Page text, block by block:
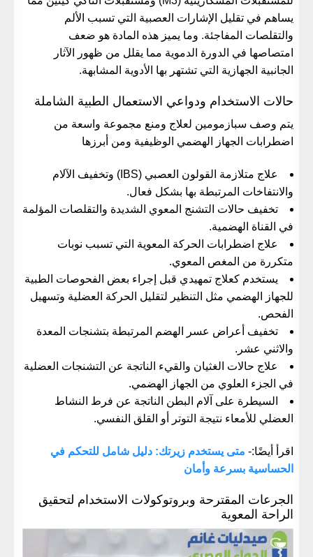
يساهم في تقليل الإشارات العصبية التي تسبب الألم
والتقلصات المفاجئة. وما يميز هذه المادة هو ضعف
امتصاصها في الدورة الدموية مما يقلل من ظهور الآثار
الجانبية الجهازية التي تشتهر بها الأدوية المشابهة.
حالات الاستخدام ودواعي الاستعمال الطبية الشاملة
يتم وصف سبازمومين لعلاج ومنع مجموعة واسعة من
اضطرابات الجهاز الهضمي الوظيفية ومن أبرزها
علاج متلازمة القولون العصبي (IBS) وتخفيف الآلام
والانتفاخات المرتبطة بها بشكل فعال.
تخفيف حالات التشنج المعوي الشديدة والتقلصات المؤلمة
في القناة الهضمية.
علاج اضطرابات الحركة المعوية التي تسبب نوبات
متكررة من المغص المعوي.
يستخدم كعلاج تمهيدي قبل إجراء بعض الفحوصات الطبية
للجهاز الهضمي مثل التنظير لتقليل الحركة العضلية وتسهيل
الفحص.
تخفيف أعراض عسر الهضم المرتبطة بتشنجات المعدة
والاثني عشر.
علاج حالات الغثيان والقيء الناتجة عن التشنجات العضلية
في الجزء العلوي من الجهاز الهضمي.
السيطرة على آلام البطن الناتجة عن فرط النشاط
العضلي للأمعاء نتيجة التوتر أو القلق النفسي.
اقرأ أيضًا:- متى يستخدم زيرتك: دليل شامل للتحكم في
الحساسية بسرعة وأمان
الجرعات المقترحة وبروتوكولات الاستخدام لتحقيق
الراحة المعوية